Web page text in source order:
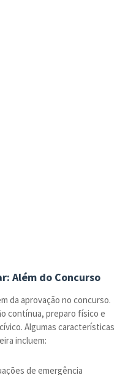
Além do Concurso
da aprovação no concurso.
contínua, preparo físico e
Algumas características
incluem:
de emergência